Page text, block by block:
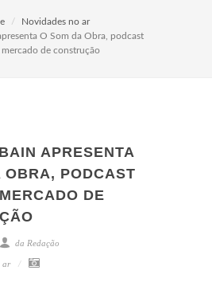
Novidades no ar
O Som da Obra, podcast
mercado de construção
APRESENTA
OBRA, PODCAST
DE
da Redação
ar